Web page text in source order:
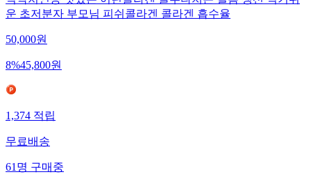
식약처인증 맛있는 어린콜라겐 글루타치온 필름 생선 먹기쉬
운 초저분자 부모님 피쉬콜라겐 콜라겐 흡수율
50,000원
8%45,800원
1,374적립
무료배송
61명구매중